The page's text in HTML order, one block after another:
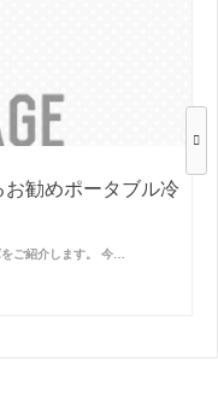
お勧めポータブル冷
ご紹介します。 今…